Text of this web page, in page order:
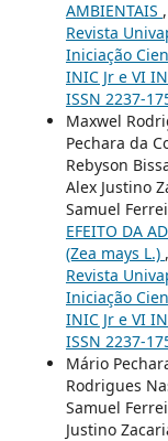
AMBIENTAIS ,
Revista
Iniciação
INIC Jr e VI
ISSN 2237-
Maxwel
Pechara da
Rebyson
Alex Justino
Samuel
EFEITO DA
(Zea mays L.) ,
Revista
Iniciação
INIC Jr e VI
ISSN 2237-
Mário
Rodrigues
Samuel
Justino